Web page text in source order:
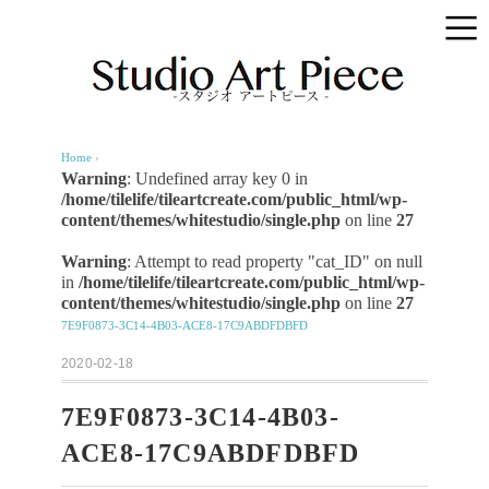
Home ›
Warning: Undefined array key 0 in
/home/tilelife/tileartcreate.com/public_html/wp-
content/themes/whitestudio/single.php on line 27
Warning: Attempt to read property "cat_ID" on null
in /home/tilelife/tileartcreate.com/public_html/wp-
content/themes/whitestudio/single.php on line 27
7E9F0873-3C14-4B03-ACE8-17C9ABDFDBFD
2020-02-18
7E9F0873-3C14-4B03-
ACE8-17C9ABDFDBFD